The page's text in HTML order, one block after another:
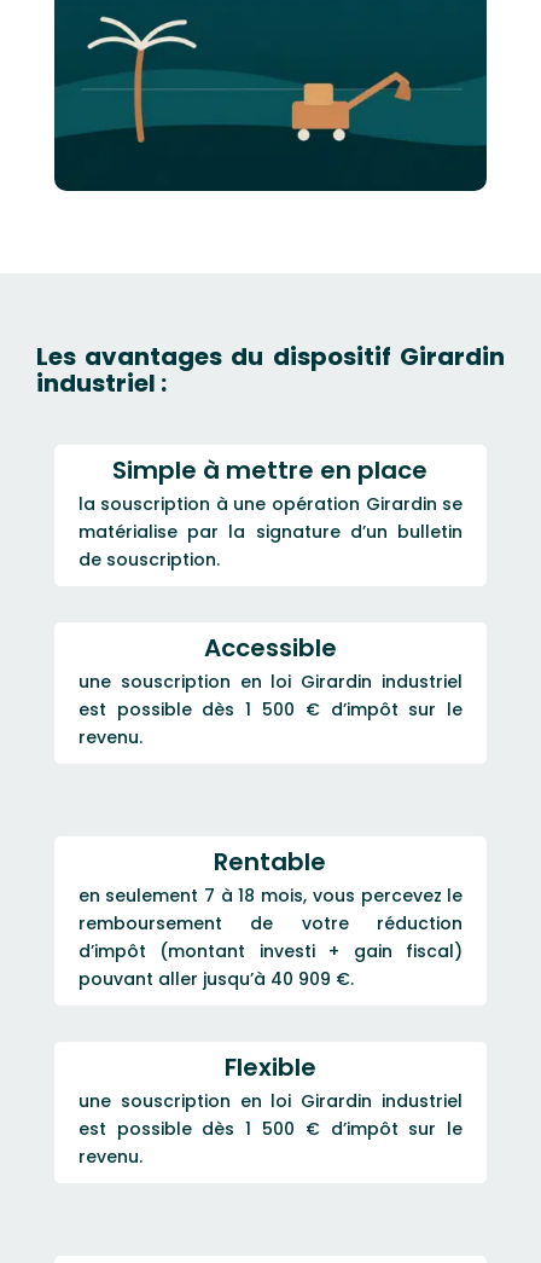
Les avantages du dispositif Girardin
industriel :
Simple à mettre en place
la souscription à une opération Girardin se
matérialise par la signature d’un bulletin
de souscription.
Accessible
une souscription en loi Girardin industriel
est possible dès 1 500 € d’impôt sur le
revenu.
Rentable
en seulement 7 à 18 mois, vous percevez le
remboursement de votre réduction
d’impôt (montant investi + gain fiscal)
pouvant aller jusqu’à 40 909 €.
Flexible
une souscription en loi Girardin industriel
est possible dès 1 500 € d’impôt sur le
revenu.